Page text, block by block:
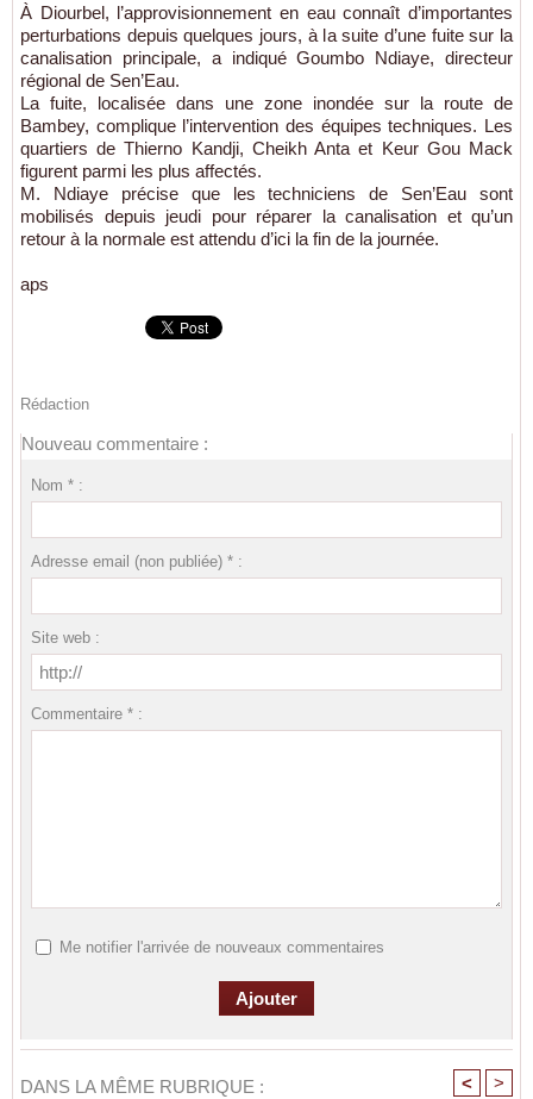
À Diourbel, l’approvisionnement en eau connaît d’importantes
perturbations depuis quelques jours, à la suite d’une fuite sur la
canalisation principale, a indiqué Goumbo Ndiaye, directeur
régional de Sen’Eau.
La fuite, localisée dans une zone inondée sur la route de
Bambey, complique l’intervention des équipes techniques. Les
quartiers de Thierno Kandji, Cheikh Anta et Keur Gou Mack
figurent parmi les plus affectés.
M. Ndiaye précise que les techniciens de Sen’Eau sont
mobilisés depuis jeudi pour réparer la canalisation et qu’un
retour à la normale est attendu d’ici la fin de la journée.
aps
Rédaction
Nouveau commentaire :
Nom * :
Adresse email (non publiée) * :
Site web :
Commentaire * :
Me notifier l'arrivée de nouveaux commentaires
DANS LA MÊME RUBRIQUE : < >